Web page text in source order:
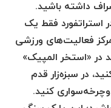
داشته باشید.
استراتفورد فقط یک
فعالیت‌های ورزشی
«استخر المپیک»
در سبزه‌زار قدم
کنید.